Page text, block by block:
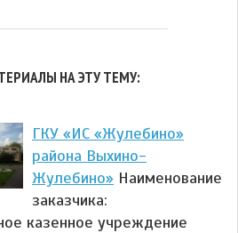
НА ЭТУ ТЕМУ:
ГКУ «ИС «Жулебино»
района Выхино-
Жулебино» Наименование
заказчика:
казенное учреждение